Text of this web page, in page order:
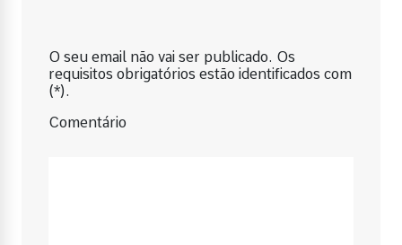
O seu email não vai ser publicado. Os
requisitos obrigatórios estão identificados com
(*).
Comentário